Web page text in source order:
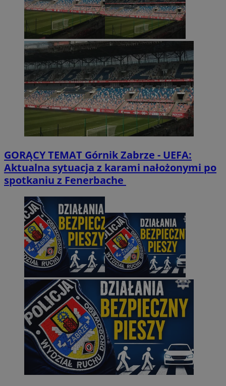
GORĄCY TEMAT Górnik Zabrze - UEFA:
Aktualna sytuacja z karami nałożonymi po
spotkaniu z Fenerbache